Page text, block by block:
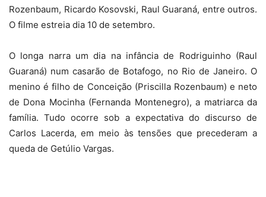
Rozenbaum, Ricardo Kosovski, Raul Guaraná, entre outros.
O filme estreia dia 10 de setembro.
O longa narra um dia na infância de Rodriguinho (Raul
Guaraná) num casarão de Botafogo, no Rio de Janeiro. O
menino é filho de Conceição (Priscilla Rozenbaum) e neto
de Dona Mocinha (Fernanda Montenegro), a matriarca da
família. Tudo ocorre sob a expectativa do discurso de
Carlos Lacerda, em meio às tensões que precederam a
queda de Getúlio Vargas.